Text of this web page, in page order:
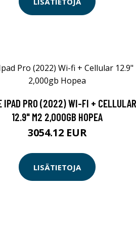
IPAD PRO (2022) WI-FI + CELLULAR
12.9" M2 2,000GB HOPEA
3054.12 EUR
LISÄTIETOJA